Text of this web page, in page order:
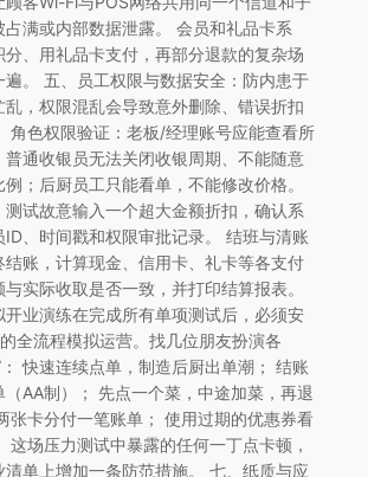
占满或内部数据泄露。 会员和礼品卡系
、用礼品卡支付，再部分退款的复杂场
遍。 五、员工权限与数据安全：防内患于
乱，权限混乱会导致意外删除、错误折扣
角色权限验证：老板/经理账号应能查看所
普通收银员无法关闭收银周期、不能随意
；后厨员工只能看单，不能修改价格。
试故意输入一个超大金额折扣，确认系
、时间戳和权限审批记录。 结班与清账
结账，计算现金、信用卡、礼卡等各支付
实际收取是否一致，并打印结算报表。
开业演练在完成所有单项测试后，必须安
全流程模拟运营。找几位朋友扮演各
快速连续点单，制造后厨出单潮； 结账
（AA制）； 先点一个菜，中途加菜，再退
张卡分付一笔账单； 使用过期的优惠券看
这场压力测试中暴露的任何一丁点卡顿，
单上增加一条防范措施。 七、纸质与应